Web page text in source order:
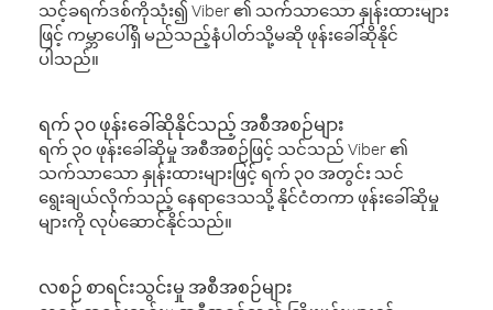
သင့်ခရက်ဒစ်ကိုသုံး၍ Viber ၏ သက်သာသော နှုန်းထားများ
ဖြင့် ကမ္ဘာပေါ်ရှိ မည်သည့်နံပါတ်သို့မဆို ဖုန်းခေါ်ဆိုနိုင်
ပါသည်။
ရက် ၃၀ ဖုန်းခေါ်ဆိုနိုင်သည့် အစီအစဉ်များ
ရက် ၃၀ ဖုန်းခေါ်ဆိုမှု အစီအစဉ်ဖြင့် သင်သည် Viber ၏
သက်သာသော နှုန်းထားများဖြင့် ရက် ၃၀ အတွင်း သင်
ရွေးချယ်လိုက်သည့် နေရာဒေသသို့ နိုင်ငံတကာ ဖုန်းခေါ်ဆိုမှု
များကို လုပ်ဆောင်နိုင်သည်။
လစဉ် စာရင်းသွင်းမှု အစီအစဉ်များ